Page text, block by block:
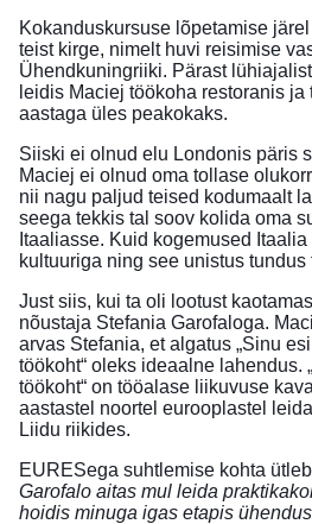
Kokanduskursuse lõpetamise
teist kirge, nimelt huvi reisimise
Ühendkuningriiki. Pärast
leidis Maciej töökoha restoranis ja
aastaga üles peakokaks.
Siiski ei olnud elu Londonis päris
Maciej ei olnud oma tollase
nii nagu paljud teised kodumaalt
seega tekkis tal soov kolida oma
Itaaliasse. Kuid kogemused
kultuuriga ning see unistus tundus
Just siis, kui ta oli lootust
nõustaja Stefania Garofaloga.
arvas Stefania, et algatus „Sinu
töökoht“ oleks ideaalne lahendus.
töökoht“ on tööalase liikuvuse
aastastel noortel eurooplastel
Liidu riikides.
EURESega suhtlemise kohta
Garofalo aitas mul leida
hoidis minuga igas etapis